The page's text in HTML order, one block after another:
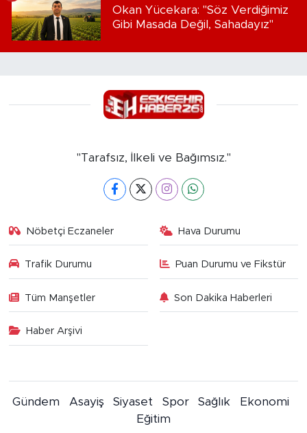
Okan Yücekara: "Söz Verdiğimiz
Gibi Masada Değil, Sahadayız"
"Tarafsız, İlkeli ve Bağımsız."
Nöbetçi Eczaneler Hava Durumu
Trafik Durumu Puan Durumu ve Fikstür
Tüm Manşetler Son Dakika Haberleri
Haber Arşivi
Gündem Asayiş Siyaset Spor Sağlık
Ekonomi
Eğitim